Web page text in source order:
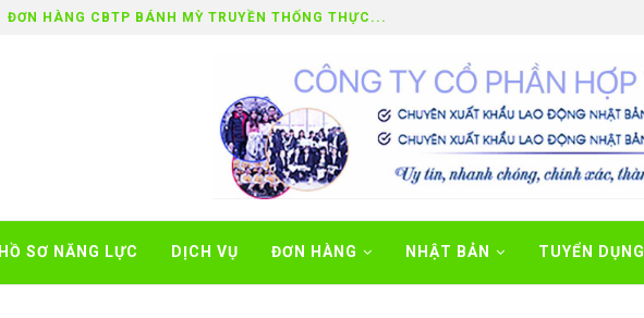
TẤT TẦN TẬT VỀ DU HỌC ĐÀI LOAN...
HỒ SƠ NĂNG LỰC DỊCH VỤ ĐƠN HÀNG NHẬT BẢN TUYỂN DỤNG